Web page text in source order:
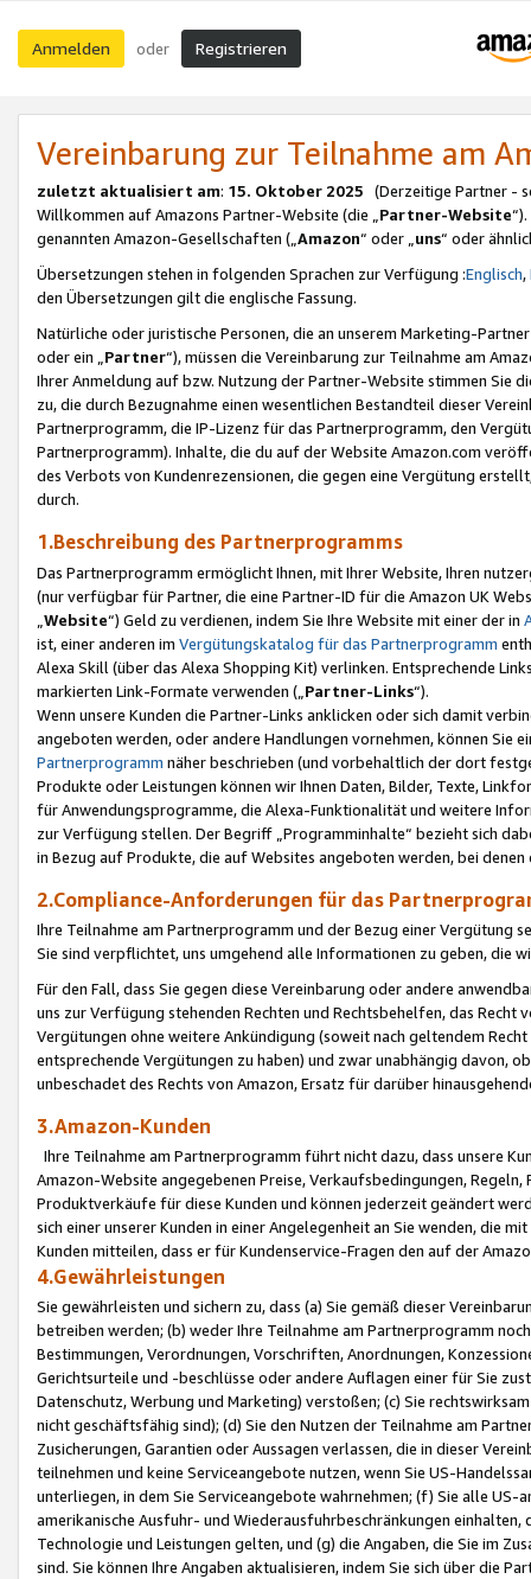
Anmelden oder Registrieren
Vereinbarung zur Teilnahme am
zuletzt aktualisiert am: 15. Oktober 2025 (Derzeitige Partner -
Willkommen auf Amazons Partner-Website (die „Partner-Website
genannten Amazon-Gesellschaften („Amazon“ oder „uns“ oder
Übersetzungen stehen in folgenden Sprachen zur Verfügung :Englisch,
den Übersetzungen gilt die englische Fassung.
Natürliche oder juristische Personen, die an unserem Marketing-
oder ein „Partner“), müssen die Vereinbarung zur Teilnahme am
Ihrer Anmeldung auf bzw. Nutzung der Partner-Website stimmen Sie
zu, die durch Bezugnahme einen wesentlichen Bestandteil dieser
Partnerprogramm, die IP-Lizenz für das Partnerprogramm, den
Partnerprogramm). Inhalte, die du auf der Website Amazon.com
des Verbots von Kundenrezensionen, die gegen eine Vergütung
durch.
1.Beschreibung des Partnerprogramms
Das Partnerprogramm ermöglicht Ihnen, mit Ihrer Website, Ihren
(nur verfügbar für Partner, die eine Partner-ID für die Amazon UK
Website“) Geld zu verdienen, indem Sie Ihre Website mit einer der in
ist, einer anderen im Vergütungskatalog für das Partnerprogramm
Alexa Skill (über das Alexa Shopping Kit) verlinken. Entsprechende
markierten Link-Formate verwenden („ Partner-Links“).
Wenn unsere Kunden die Partner-Links anklicken oder sich damit
angeboten werden, oder andere Handlungen vornehmen, können Sie
Partnerprogramm näher beschrieben (und vorbehaltlich der dort
Produkte oder Leistungen können wir Ihnen Daten, Bilder, Texte,
für Anwendungsprogramme, die Alexa-Funktionalität und weitere
zur Verfügung stellen. Der Begriff „Programminhalte“ bezieht sich
in Bezug auf Produkte, die auf Websites angeboten werden, bei
2.Compliance-Anforderungen für das
Ihre Teilnahme am Partnerprogramm und der Bezug einer Vergütung
Sie sind verpflichtet, uns umgehend alle Informationen zu geben, die
Für den Fall, dass Sie gegen diese Vereinbarung oder andere
uns zur Verfügung stehenden Rechten und Rechtsbehelfen, das
Vergütungen ohne weitere Ankündigung (soweit nach geltendem
entsprechende Vergütungen zu haben) und zwar unabhängig davon,
unbeschadet des Rechts von Amazon, Ersatz für darüber
3.Amazon-Kunden
Ihre Teilnahme am Partnerprogramm führt nicht dazu, dass unsere
Amazon-Website angegebenen Preise, Verkaufsbedingungen,
Produktverkäufe für diese Kunden und können jederzeit geändert
sich einer unserer Kunden in einer Angelegenheit an Sie wenden, die
Kunden mitteilen, dass er für Kundenservice-Fragen den auf der
4.Gewährleistungen
Sie gewährleisten und sichern zu, dass (a) Sie gemäß dieser
betreiben werden; (b) weder Ihre Teilnahme am Partnerprogramm
Bestimmungen, Verordnungen, Vorschriften, Anordnungen,
Gerichtsurteile und -beschlüsse oder andere Auflagen einer für Sie
Datenschutz, Werbung und Marketing) verstoßen; (c) Sie
nicht geschäftsfähig sind); (d) Sie den Nutzen der Teilnahme am
Zusicherungen, Garantien oder Aussagen verlassen, die in dieser
teilnehmen und keine Serviceangebote nutzen, wenn Sie US-
unterliegen, in dem Sie Serviceangebote wahrnehmen; (f) Sie alle
amerikanische Ausfuhr- und Wiederausfuhrbeschränkungen
Technologie und Leistungen gelten, und (g) die Angaben, die Sie im
sind. Sie können Ihre Angaben aktualisieren, indem Sie sich über die